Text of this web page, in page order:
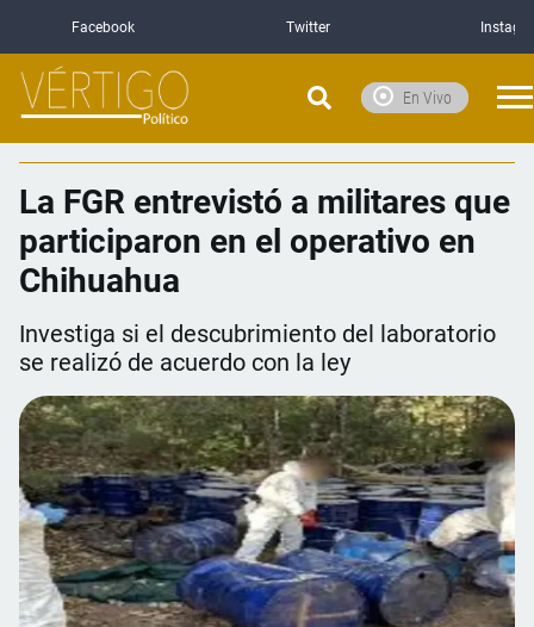
Facebook Twitter
En Vivo
La FGR entrevistó a militares que
participaron en el operativo en
Chihuahua
Investiga si el descubrimiento del laboratorio
se realizó de acuerdo con la ley